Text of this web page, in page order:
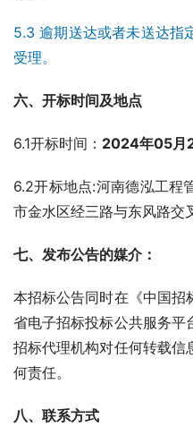
5.3 逾期送达或者未送达指
受理。
六、 开标时间及地点
6.1开标时间： 2024年05月
6.2开标地点:河南德泓工程
市金水区经三路与东风路交
七、 发布公告的媒介：
本招标公告同时在《中国招
省电子招标投标公共服务平
招标代理机构对任何转载信
何责任。
八、 联系方式